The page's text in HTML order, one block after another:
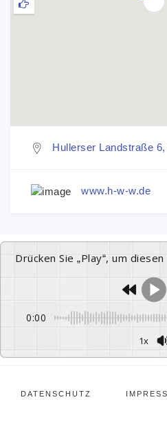
Hullerser Landstraße
www.h-w-w.de
Drücken Sie „Play“, um
0:00
1x
DATENSCHUTZ